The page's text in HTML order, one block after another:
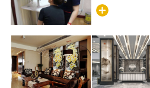
清洁合作满